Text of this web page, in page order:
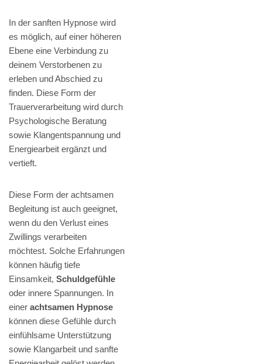
In der sanften Hypnose wird
es möglich, auf einer höheren
Ebene eine Verbindung zu
deinem Verstorbenen zu
erleben und Abschied zu
finden. Diese Form der
Trauerverarbeitung wird durch
Psychologische Beratung
sowie Klangentspannung und
Energiearbeit ergänzt und
vertieft.
Diese Form der achtsamen
Begleitung ist auch geeignet,
wenn du den Verlust eines
Zwillings verarbeiten
möchtest. Solche Erfahrungen
können häufig tiefe
Einsamkeit, Schuldgefühle
oder innere Spannungen. In
einer achtsamen Hypnose
können diese Gefühle durch
einfühlsame Unterstützung
sowie Klangarbeit und sanfte